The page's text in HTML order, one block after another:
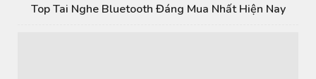
Top Tai Nghe Bluetooth Đáng Mua Nhất Hiện Nay